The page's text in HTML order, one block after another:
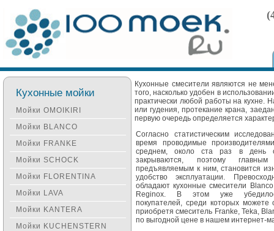
Кухонные смесители являются не
того, насколько удобен в
практически любой работы на кухне.
или гудения, протекание крана,
первую очередь определяется
Согласно статистическим
время проводимые
среднем, около ста раз в день
закрываются, поэтому главным
предъявляемым к ним, становится
удобство эксплуатации.
обладают кухонные смесители
Reginox. В этом уже
покупателей, среди которых можете
приобретя смеситель Franke, Teka,
по выгодной цене в нашем интернет-
Кухонные мойки
Мойки OMOIKIRI
Мойки BLANCO
Мойки FRANKE
Мойки SCHOCK
Мойки FLORENTINA
Мойки LAVA
Мойки KANTERA
Мойки KUCHENSTERN